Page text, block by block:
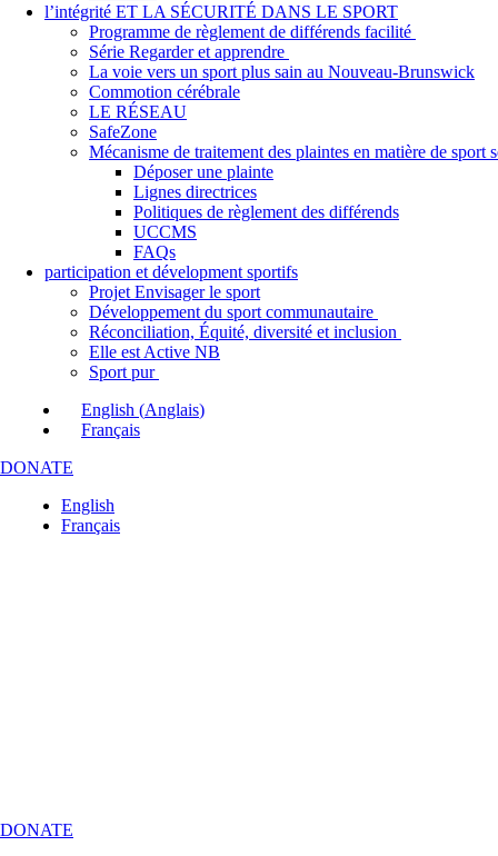
l’intégrité ET LA SÉCURITÉ DANS LE SPORT
Programme de règlement de différends facilité
Série Regarder et apprendre
La voie vers un sport plus sain au Nouveau-Brunswick
Commotion cérébrale
LE RÉSEAU
SafeZone
Mécanisme de traitement des plaintes en matière de
Déposer une plainte
Lignes directrices
Politiques de règlement des différends
UCCMS
FAQs
participation et dévelopment sportifs
Projet Envisager le sport
Développement du sport communautaire
Réconciliation, Équité, diversité et inclusion
Elle est Active NB
Sport pur
English (Anglais)
Français
DONATE
English
Français
DONATE